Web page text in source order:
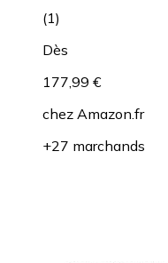
(1)
Dès
177,99 €
chez Amazon.fr
+27 marchands